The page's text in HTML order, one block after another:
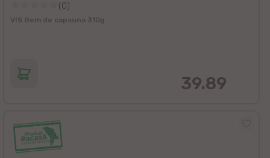
(0)
VIS Gem de capsuna 310g
39.89